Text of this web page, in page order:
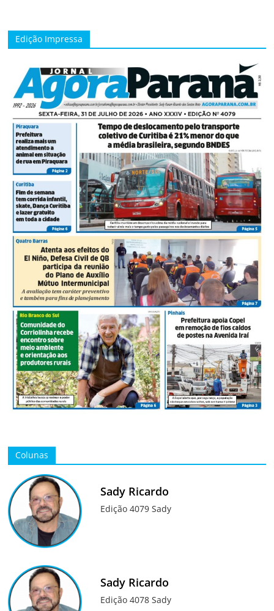
Edição Impressa
Colunas
Sady Ricardo
Edição 4079 Sady
Sady Ricardo
Edição 4078 Sady